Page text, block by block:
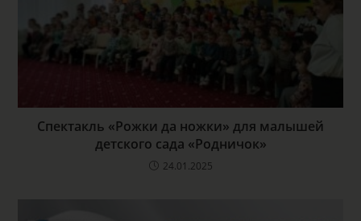
Спектакль «Рожки да ножки» для малышей
детского сада «Родничок»
24.01.2025